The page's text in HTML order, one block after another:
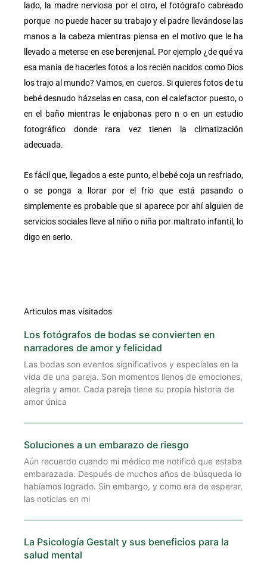
lado, la madre nerviosa por el otro, el fotógrafo cabreado
porque no puede hacer su trabajo y el padre llevándose las
manos a la cabeza mientras piensa en el motivo que le ha
llevado a meterse en ese berenjenal. Por ejemplo ¿de qué va
esa manía de hacerles fotos a los recién nacidos como Dios
los trajo al mundo? Vamos, en cueros. Si quieres fotos de tu
bebé desnudo házselas en casa, con el calefactor puesto, o
en el baño mientras le enjabonas pero n o en un estudio
fotográfico donde rara vez tienen la climatización
adecuada.
Es fácil que, llegados a este punto, el bebé coja un resfriado,
o se ponga a llorar por el frío que está pasando o
simplemente es probable que si aparece por ahí alguien de
servicios sociales lleve al niño o niña por maltrato infantil, lo
digo en serio.
Articulos mas visitados
Los fotógrafos de bodas se convierten en
narradores de amor y felicidad
Las bodas son eventos significativos y especiales en la
vida de una pareja. Son momentos llenos de emociones,
alegría y amor. Cada pareja tiene su propia historia de
amor única
Soluciones a un embarazo de riesgo
Aún recuerdo cuando mi médico me notificó que estaba
embarazada. Después de muchos años de búsqueda lo
habíamos logrado. Sin embargo, y como era de esperar,
las noticias en mi
La Psicología Gestalt y sus beneficios para la
salud mental